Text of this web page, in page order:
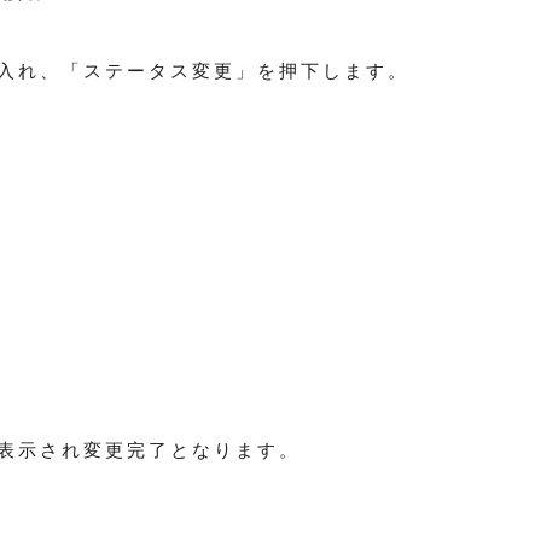
れ、「ステータス変更」を押下します。
示され変更完了となります。